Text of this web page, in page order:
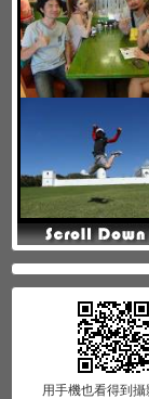
用手機也看得到攝